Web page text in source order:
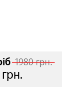
1980 грн.